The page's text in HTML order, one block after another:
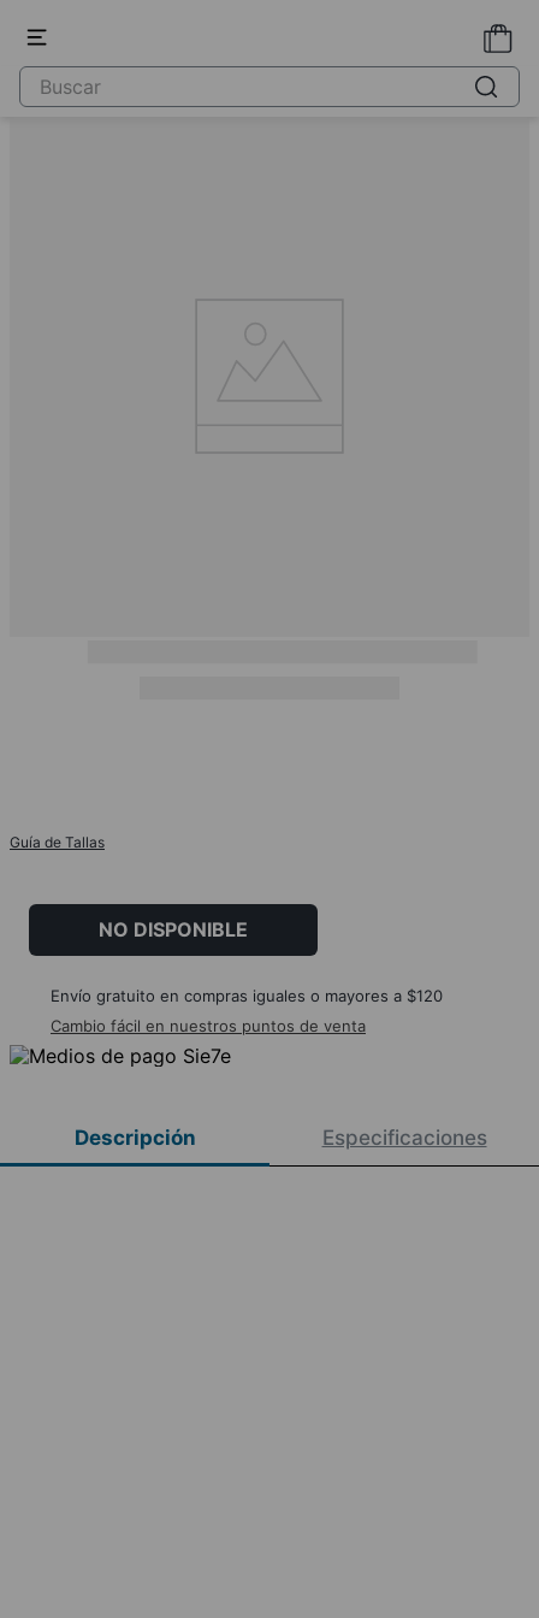
Guía de Tallas
NO DISPONIBLE
Envío gratuito en compras iguales o mayores a $120
Cambio fácil en nuestros puntos de venta
Descripción Especificaciones